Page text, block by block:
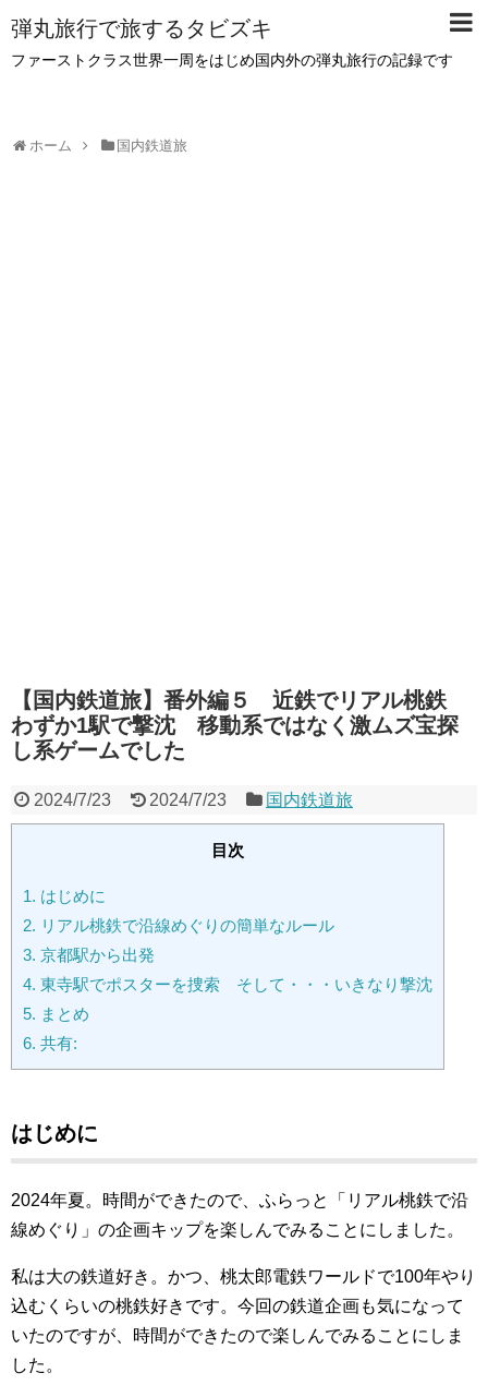
弾丸旅行で旅するタビズキ
ファーストクラス世界一周をはじめ国内外の弾丸旅行の記録です
ホーム 国内鉄道旅
【国内鉄道旅】番外編５ 近鉄でリアル桃鉄
わずか1駅で撃沈 移動系ではなく激ムズ宝探
し系ゲームでした
2024/7/23 2024/7/23 国内鉄道旅
目次
1. はじめに
2. リアル桃鉄で沿線めぐりの簡単なルール
3. 京都駅から出発
4. 東寺駅でポスターを捜索 そして・・・いきなり撃沈
5. まとめ
6. 共有:
はじめに
2024年夏。時間ができたので、ふらっと「リアル桃鉄で沿
線めぐり」の企画キップを楽しんでみることにしました。
私は大の鉄道好き。かつ、桃太郎電鉄ワールドで100年やり
込むくらいの桃鉄好きです。今回の鉄道企画も気になって
いたのですが、時間ができたので楽しんでみることにしま
した。